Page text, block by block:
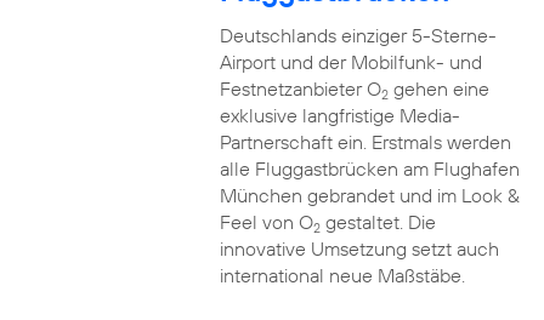
Deutschlands einziger 5-Sterne-
Airport und der Mobilfunk- und
Festnetzanbieter O2gehen eine
exklusive langfristige Media-
Partnerschaft ein. Erstmals werden
alle Fluggastbrücken am Flughafen
München gebrandet und im Look &
Feel von O2gestaltet. Die
innovative Umsetzung setzt auch
international neue Maßstäbe.